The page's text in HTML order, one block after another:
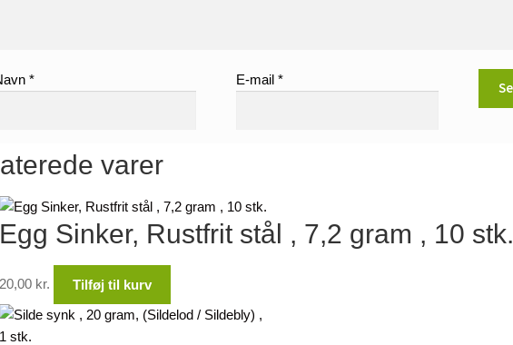
* E-mail*
varer
Sinker, Rustfrit stål , 7,2 gram , 10 stk.
kr. Tilføj til kurv